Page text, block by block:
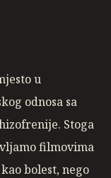
u
odnosa sa
Stoga
filmovima
bolest, nego